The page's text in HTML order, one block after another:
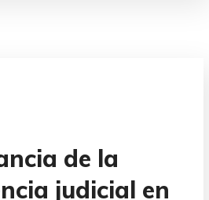
de la
judicial en